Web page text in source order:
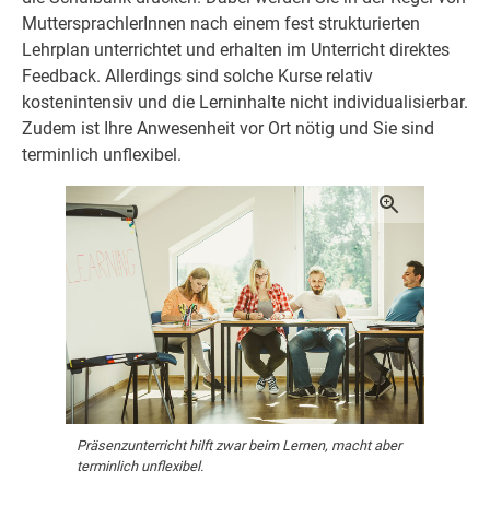
MuttersprachlerInnen nach einem fest strukturierten
Lehrplan unterrichtet und erhalten im Unterricht direktes
Feedback. Allerdings sind solche Kurse relativ
kostenintensiv und die Lerninhalte nicht individualisierbar.
Zudem ist Ihre Anwesenheit vor Ort nötig und Sie sind
terminlich unflexibel.
Präsenzunterricht hilft zwar beim Lernen, macht aber
terminlich unflexibel.